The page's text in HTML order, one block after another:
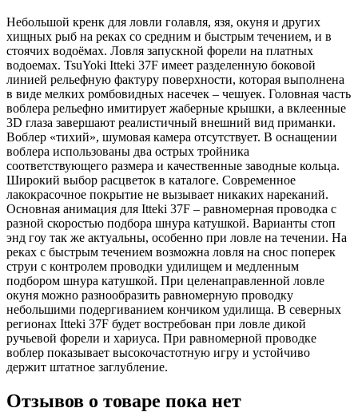
Небольшой кренк для ловли голавля, язя, окуня и других
хищных рыб на реках со средним и быстрым течением, и в
стоячих водоёмах. Ловля запускной форели на платных
водоемах. TsuYoki Itteki 37F имеет разделенную боковой
линией рельефную фактуру поверхности, которая выполнена
в виде мелких ромбовидных насечек – чешуек. Головная часть
воблера рельефно имитирует жаберные крышки, а вклеенные
3D глаза завершают реалистичный внешний вид приманки.
Воблер «тихий», шумовая камера отсутствует. В оснащении
воблера использованы два острых тройника
соответствующего размера и качественные заводные кольца.
Широкий выбор расцветок в каталоге. Современное
лакокрасочное покрытие не вызывает никаких нареканий.
Основная анимация для Itteki 37F – равномерная проводка с
разной скоростью подбора шнура катушкой. Варианты стоп
энд гоу так же актуальны, особенно при ловле на течении. На
реках с быстрым течением возможна ловля на снос поперек
струи с контролем проводки удилищем и медленным
подбором шнура катушкой. При целенаправленной ловле
окуня можно разнообразить равномерную проводку
небольшими подергиванием кончиком удилища. В северных
регионах Itteki 37F будет востребован при ловле дикой
ручьевой форели и хариуса. При равномерной проводке
воблер показывает высокочастотную игру и устойчиво
держит штатное заглубление.
Отзывов о товаре пока нет